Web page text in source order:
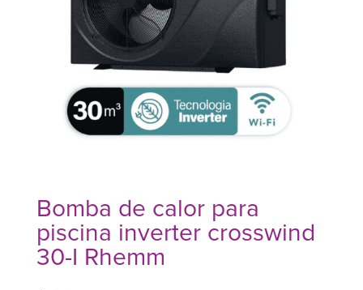
Bomba de calor para
piscina inverter crosswind
30-I Rhemm